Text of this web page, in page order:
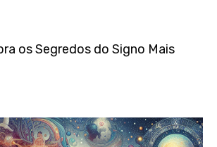
os Segredos do Signo Mais